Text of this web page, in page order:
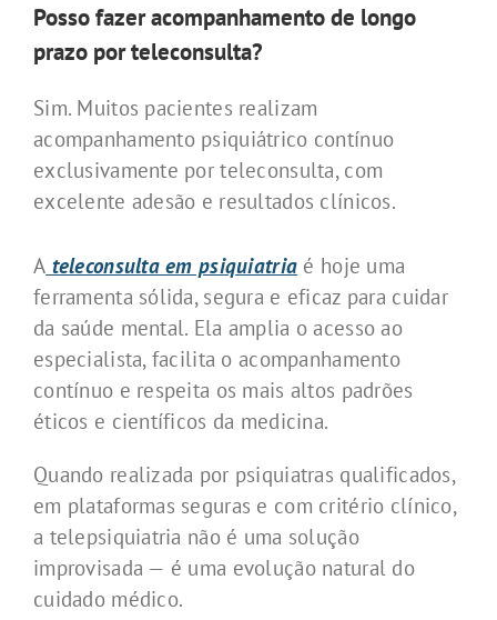
Posso fazer acompanhamento de longo
prazo por teleconsulta?
Sim. Muitos pacientes realizam
acompanhamento psiquiátrico contínuo
exclusivamente por teleconsulta, com
excelente adesão e resultados clínicos.
A teleconsulta em psiquiatria é hoje uma
ferramenta sólida, segura e eficaz para cuidar
da saúde mental. Ela amplia o acesso ao
especialista, facilita o acompanhamento
contínuo e respeita os mais altos padrões
éticos e científicos da medicina.
Quando realizada por psiquiatras qualificados,
em plataformas seguras e com critério clínico,
a telepsiquiatria não é uma solução
improvisada — é uma evolução natural do
cuidado médico.